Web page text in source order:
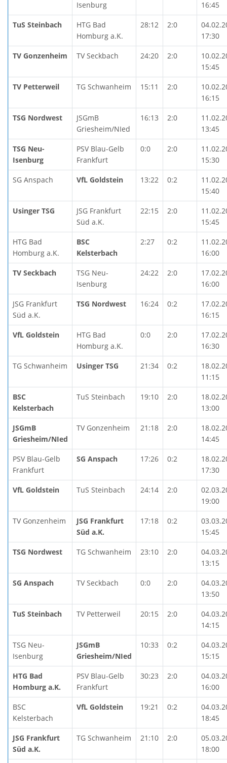
Isenburg 16:45
TuS Steinbach
HTG Bad
Homburg a.K.
28:12 2:0
17:30
TV Gonzenheim TV Seckbach 24:20 2:0
15:45
TV Petterweil TG Schwanheim 15:11 2:0
16:15
TSG Nordwest
JSGmB
Griesheim/NIed
16:13 2:0
13:45
TSG Neu-
Isenburg
PSV Blau-Gelb
Frankfurt
0:0 2:0
15:30
SG Anspach VfL Goldstein 13:22 0:2
15:40
Usinger TSG
JSG Frankfurt
Süd a.K.
22:15 2:0
15:45
HTG Bad
Homburg a.K.
BSC
Kelsterbach
2:27 0:2
16:00
TV Seckbach
TSG Neu-
Isenburg
24:22 2:0
16:00
JSG Frankfurt
Süd a.K.
TSG Nordwest 16:24 0:2
16:15
VfL Goldstein
HTG Bad
Homburg a.K.
0:0 2:0
16:30
TG Schwanheim Usinger TSG 21:34 0:2
11:15
BSC
Kelsterbach
TuS Steinbach 19:10 2:0
13:00
JSGmB
Griesheim/NIed
TV Gonzenheim 21:18 2:0
14:45
PSV Blau-Gelb
Frankfurt
SG Anspach 17:26 0:2
17:30
VfL Goldstein TuS Steinbach 24:14 2:0
19:00
TV Gonzenheim
JSG Frankfurt
Süd a.K.
17:18 0:2
15:45
TSG Nordwest TG Schwanheim 23:10 2:0
13:15
SG Anspach TV Seckbach 0:0 2:0
13:50
TuS Steinbach TV Petterweil 20:15 2:0
14:15
TSG Neu-
Isenburg
JSGmB
Griesheim/NIed
10:33 0:2
15:15
HTG Bad
Homburg a.K.
PSV Blau-Gelb
Frankfurt
30:23 2:0
16:00
BSC
Kelsterbach
VfL Goldstein 19:21 0:2
18:45
JSG Frankfurt
Süd a.K.
TG Schwanheim 21:10 2:0
18:00